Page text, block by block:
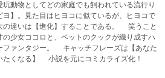
動物としてどの家庭でも飼われている流行り
ヨ】。見た目はヒヨコに似ているが、ヒヨコで
の違いは【進化】することである。 笑うこと
の少女ココロと、ペットのクックが織り成すハ
ファンタジー。 キャッチフレーズは【あなた
たくなる】 小説を元にコミカライズ化！